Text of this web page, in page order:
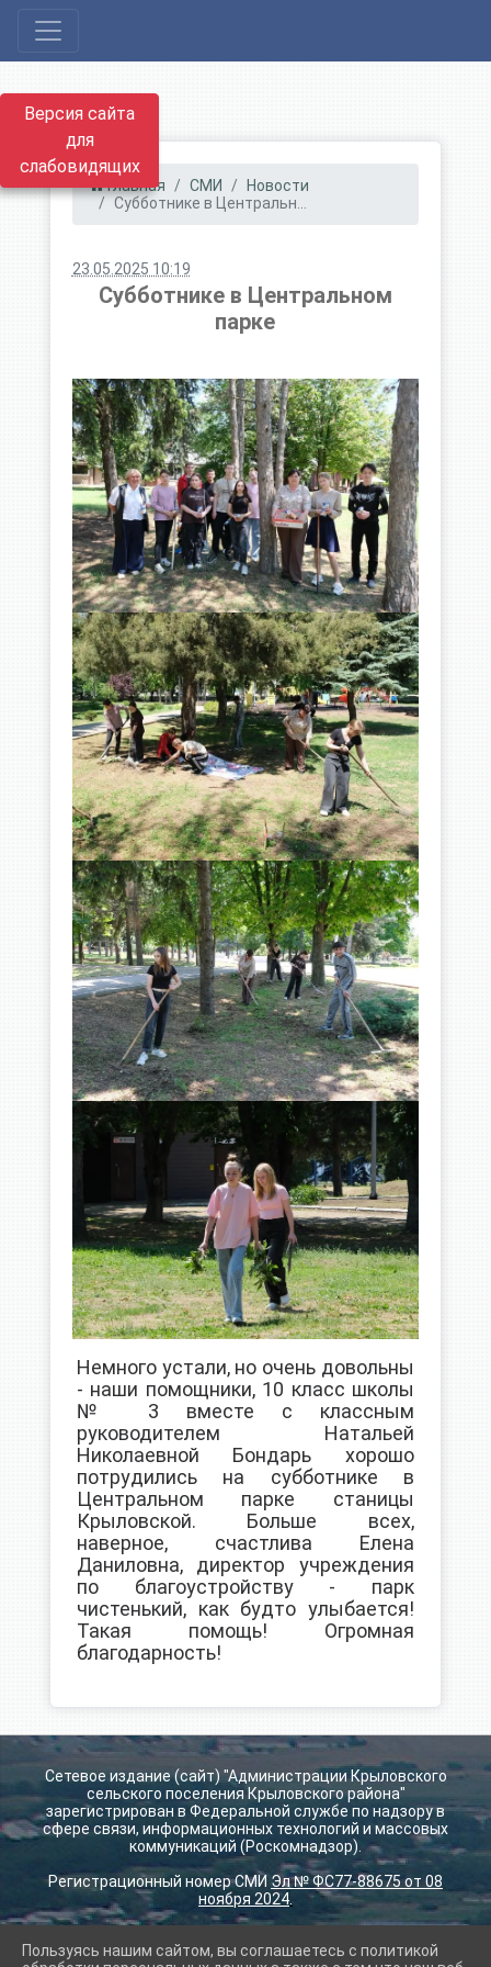
Версия сайта
для
слабовидящих
Главная СМИ
Новости
Субботнике в Центральн...
23.05.2025 10:19
Субботнике в Центральном
парке
Немного устали, но очень довольны
- наши помощники, 10 класс школы
№ 3 вместе с классным
руководителем Натальей
Николаевной Бондарь хорошо
потрудились на субботнике в
Центральном парке станицы
Крыловской. Больше всех,
наверное, счастлива Елена
Даниловна, директор учреждения
по благоустройству - парк
чистенький, как будто улыбается!
Такая помощь! Огромная
благодарность!
Сетевое издание (сайт) "Администрации Крыловского
сельского поселения Крыловского района"
зарегистрирован в Федеральной службе по надзору в
сфере связи, информационных технологий и массовых
коммуникаций (Роскомнадзор).
Регистрационный номер СМИ Эл № ФС77-88675 от 08
ноября 2024
Пользуясь нашим сайтом, вы соглашаетесь с политикой